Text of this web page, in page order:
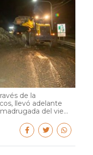
de la
llevó adelante
del vie...